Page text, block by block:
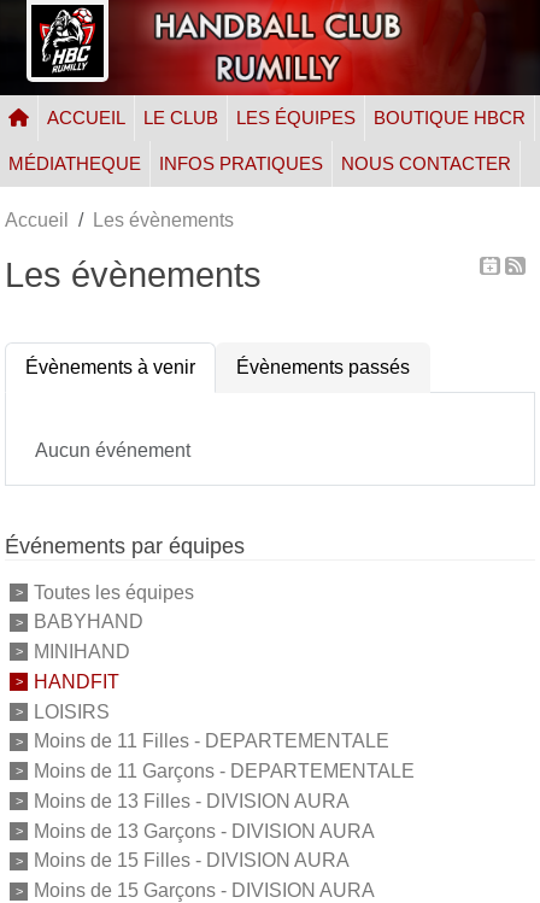
ACCUEIL LE CLUB LES ÉQUIPES BOUTIQUE HBCR
MÉDIATHEQUE INFOS PRATIQUES NOUS CONTACTER
Accueil Les évènements
Les évènements
Évènements à venir Évènements passés
Aucun événement
Événements par équipes
Toutes les équipes
BABYHAND
MINIHAND
HANDFIT
LOISIRS
Moins de 11 Filles - DEPARTEMENTALE
Moins de 11 Garçons - DEPARTEMENTALE
Moins de 13 Filles - DIVISION AURA
Moins de 13 Garçons - DIVISION AURA
Moins de 15 Filles - DIVISION AURA
Moins de 15 Garçons - DIVISION AURA
Panneau de gestion des cookies